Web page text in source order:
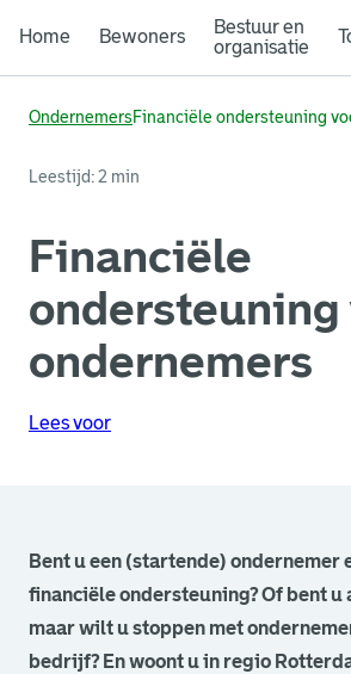
Home Bewoners
Bestuur en
organisatie
OndernemersFinanciële ondersteuning
Leestijd: 2 min
Financiële
ondersteuning
ondernemers
Lees voor
Bent u een (startende) ondernemer
financiële ondersteuning? Of bent u
maar wilt u stoppen met
bedrijf? En woont u in regio